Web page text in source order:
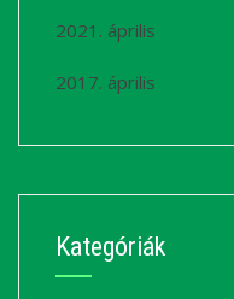
2021. április
2017. április
Kategóriák